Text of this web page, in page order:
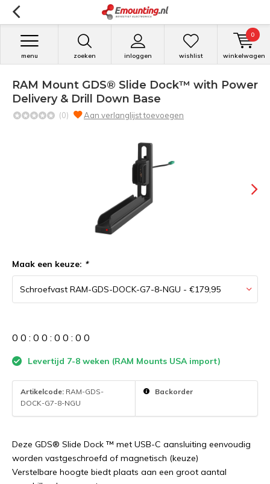
zoeken inloggen
menu wishlist winkelwagen
0
RAM Mount GDS® Slide Dock™ with Power
Delivery & Drill Down Base
(0) Aan verlanglijst toevoegen
Maak een keuze: *
0 0 : 0 0 : 0 0 : 0 0
Levertijd 7-8 weken (RAM Mounts USA import)
Artikelcode: RAM-GDS-
DOCK-G7-8-NGU
Backorder
Deze GDS® Slide Dock ™ met USB-C aansluiting eenvoudig
worden vastgeschroefd of magnetisch (keuze)
Verstelbare hoogte biedt plaats aan een groot aantal